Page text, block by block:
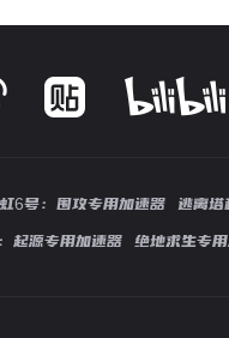
6号：围攻专用加速器
逃离塔
起源专用加速器 绝地求生专